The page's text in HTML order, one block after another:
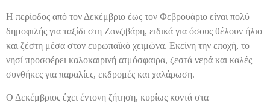
Η περίοδος από τον Δεκέμβριο έως τον Φεβρουάριο είναι πολύ
δημοφιλής για ταξίδι στη Ζανζιβάρη, ειδικά για όσους θέλουν ήλιο
και ζέστη μέσα στον ευρωπαϊκό χειμώνα. Εκείνη την εποχή, το
νησί προσφέρει καλοκαιρινή ατμόσφαιρα, ζεστά νερά και καλές
συνθήκες για παραλίες, εκδρομές και χαλάρωση.
Ο Δεκέμβριος έχει έντονη ζήτηση, κυρίως κοντά στα